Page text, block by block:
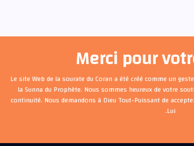
Merci pour
Le site Web de la sourate du Coran a été créé comme un
la Sunna du Prophète. Nous sommes heureux de votre
continuité. Nous demandons à Dieu Tout-Puissant de
Lui.